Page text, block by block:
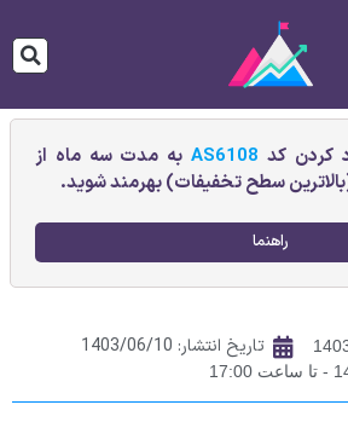
کردن کد AS6108به مدت سه ماه از
سطح تخفیفات) بهرمند شوید.
راهنما
تاریخ انتشار: 1403/06/10